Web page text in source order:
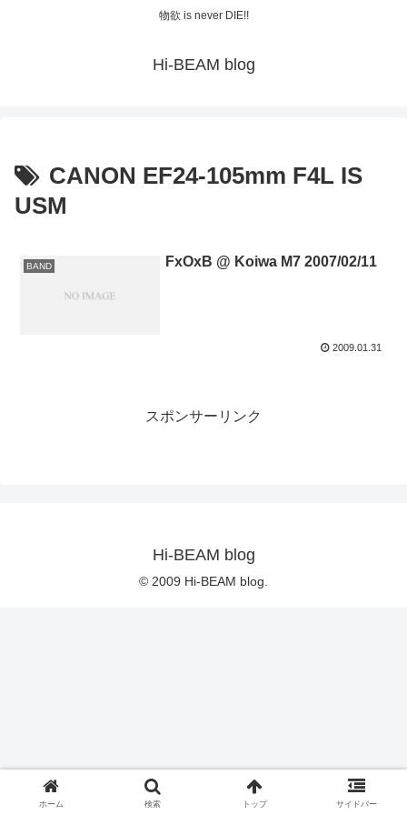
物欲 is never DIE!!
Hi-BEAM blog
CANON EF24-105mm F4L IS
USM
BAND FxOxB @ Koiwa M7 2007/02/11
2009.01.31
スポンサーリンク
Hi-BEAM blog
© 2009 Hi-BEAM blog.
ホーム 検索 トップ サイドバー